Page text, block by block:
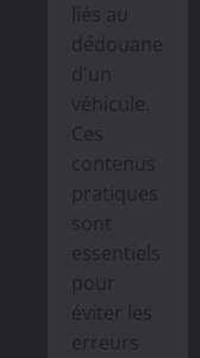
liés au
d'un
véhicule.
Ces
contenus
pratiques
sont
essentiels
pour
éviter les
erreurs